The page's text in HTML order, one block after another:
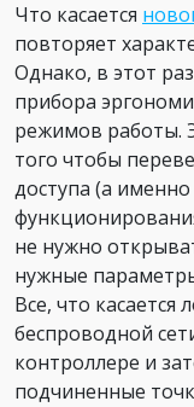
Что касается
повторяет
Однако, в этот
прибора
режимов работы.
того чтобы
доступа (а
не нужно
нужные
Все, что
беспроводной
контроллере и
подчиненные